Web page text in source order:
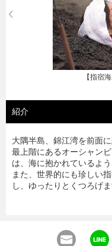
紹介
大隅半島、錦江湾を前面
最上階にあるオーシャン
は、海に抱かれているよ
また、世界的にも珍しい
し、ゆったりとくつろげま